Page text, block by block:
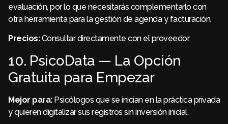
evaluación, por lo que necesitarás complementarlo con
otra herramienta para la gestión de agenda y facturación.
Precios:Consultar directamente con el proveedor.
10. PsicoData — La Opción
Gratuita para Empezar
Mejor para:Psicólogos que se inician en la práctica privada
y quieren digitalizar sus registros sin inversión inicial.